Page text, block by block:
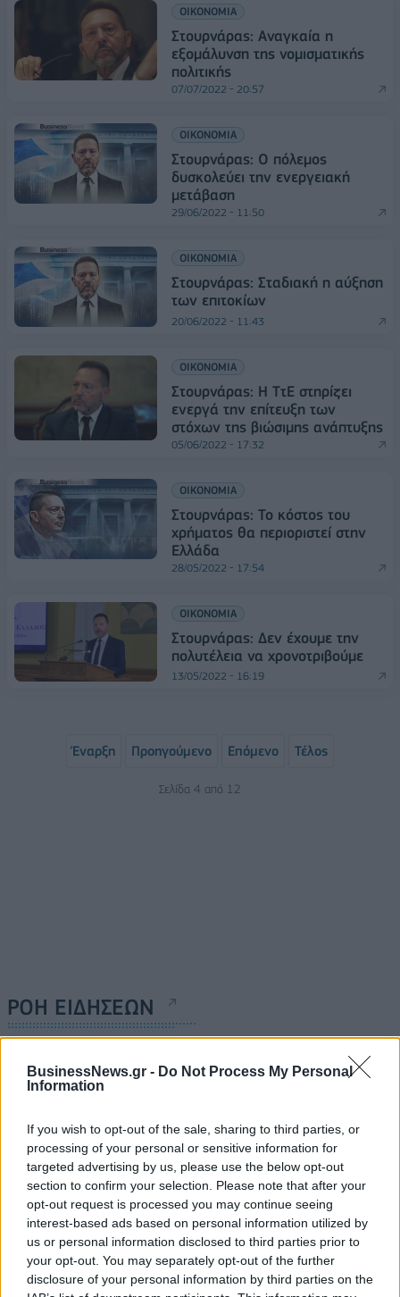
BusinessNews.gr - Do Not Process My Personal
Information
If you wish to opt-out of the sale, sharing to third parties, or
processing of your personal or sensitive information for
targeted advertising by us, please use the below opt-out
section to confirm your selection. Please note that after your
opt-out request is processed you may continue seeing
interest-based ads based on personal information utilized by
us or personal information disclosed to third parties prior to
your opt-out. You may separately opt-out of the further
disclosure of your personal information by third parties on the
ΟΙΚΟΝΟΜΙΑ
Στουρνάρας: Αναγκαία η
εξομάλυνση της νομισματικής
πολιτικής
07/07/2022 - 20:57
ΟΙΚΟΝΟΜΙΑ
Στουρνάρας: Ο πόλεμος
δυσκολεύει την ενεργειακή
μετάβαση
29/06/2022 - 11:50
ΟΙΚΟΝΟΜΙΑ
Στουρνάρας: Σταδιακή η αύξηση
των επιτοκίων
20/06/2022 - 11:43
ΟΙΚΟΝΟΜΙΑ
Στουρνάρας: Η ΤτΕ στηρίζει
ενεργά την επίτευξη των
στόχων της βιώσιμης ανάπτυξης
05/06/2022 - 17:32
ΟΙΚΟΝΟΜΙΑ
Στουρνάρας: Το κόστος του
χρήματος θα περιοριστεί στην
Ελλάδα
28/05/2022 - 17:54
ΟΙΚΟΝΟΜΙΑ
Στουρνάρας: Δεν έχουμε την
πολυτέλεια να χρονοτριβούμε
13/05/2022 - 16:19
Έναρξη Προηγούμενο Επόμενο Τέλος
Σελίδα 4 από 12
ΡΟΗ ΕΙΔΗΣΕΩΝ
Ειδικό Χωροταξικό για τον Τουρισμό: Οι νέοι
κανόνες για επενδύσεις, νησιά και προορισμούς υπό
08/08/2026 - 13:21 ΤΟΥΡΙΣΜΟΣ
Υπουργείο Εργασίας: Ο “χάρτης” των πληρωμών
από τον e-ΕΦΚΑ και τη ΔΥΠΑ έως τις 14 Αυγούστου
08/08/2026 - 12:58 ΟΙΚΟΝΟΜΙΑ
Οι Hamilton Reserve Bank και SEE Capital
Hamilton Ltd. συνάπτουν συμφωνία υπηρεσιών
μάρκετινγκ